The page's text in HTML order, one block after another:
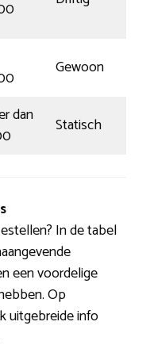
Gewoon
dan
Statisch
In de tabel
een voordelige
Op
uitgebreide info